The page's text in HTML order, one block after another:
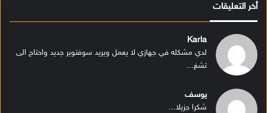
أخر التعليقات
Karla
لدي مشكله في جهازي لا يعمل ويريد سوفتوير جديد واحتاج الى
تشغ...
يوسف
شكرا جزيلا...